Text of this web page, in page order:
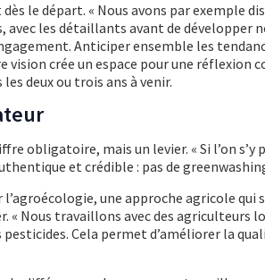
le départ. « Nous avons par exemple
les détaillants avant de développer
Anticiper ensemble les
crée un espace pour une réflexion
deux ou trois ans à venir.
obligatoire, mais un levier. « Si l’on s’y
et crédible : pas de
une approche agricole qui
« Nous travaillons avec des agriculteurs
Cela permet d’améliorer la